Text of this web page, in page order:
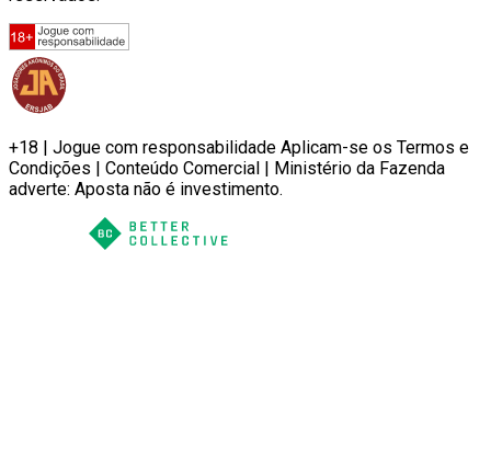
+18 | Jogue com responsabilidade Aplicam-se os Termos e
Condições | Conteúdo Comercial | Ministério da Fazenda
adverte: Aposta não é investimento.